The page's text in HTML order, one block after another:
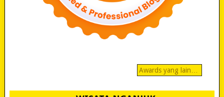
Awards yang lain…